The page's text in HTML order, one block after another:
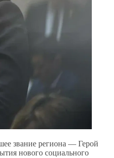
звание региона — Герой
нового социального